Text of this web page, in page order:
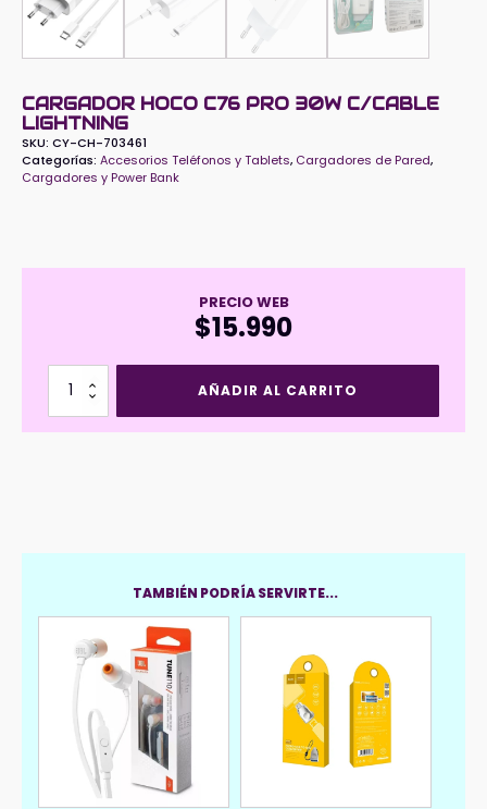
CARGADOR HOCO C76 PRO 30W C/CABLE
LIGHTNING
SKU: CY-CH-703461
Categorías: Accesorios Teléfonos y Tablets, Cargadores de Pared,
Cargadores y Power Bank
PRECIO WEB
$15.990
Cargador
C76
AÑADIR AL CARRITO
TAMBIÉN PODRÍA SERVIRTE...